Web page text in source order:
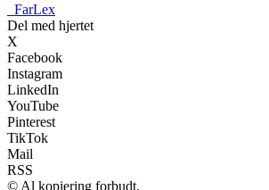
FarLex
Del med hjertet
X
Facebook
Instagram
LinkedIn
YouTube
Pinterest
TikTok
Mail
RSS
© Al kopiering forbudt.